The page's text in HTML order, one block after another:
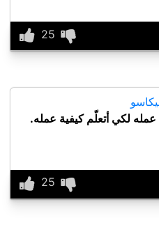
عمله لكي أتعلّم كيفية عمله.